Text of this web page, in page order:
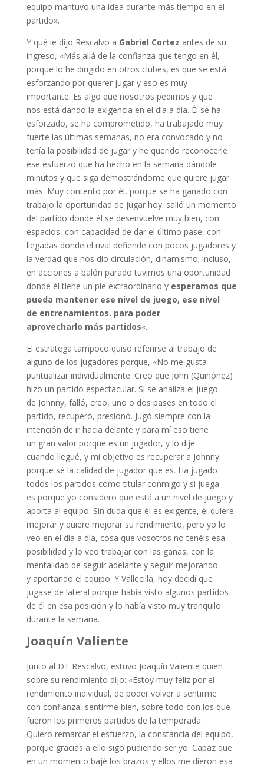
equipo mantuvo una idea durante más tiempo en el
partido».
Y qué le dijo Rescalvo a Gabriel Cortez antes de su
ingreso, «Más allá de la confianza que tengo en él,
porque lo he dirigido en otros clubes, es que se está
esforzando por querer jugar y eso es muy
importante. Es algo que nosotros pedimos y que
nos está dando la exigencia en el día a día. Él se ha
esforzado, se ha comprometido, ha trabajado muy
fuerte las últimas semanas, no era convocado y no
tenía la posibilidad de jugar y he querido reconocerle
ese esfuerzo que ha hecho en la semana dándole
minutos y que siga demostrándome que quiere jugar
más. Muy contento por él, porque se ha ganado con
trabajo la oportunidad de jugar hoy. salió un momento
del partido donde él se desenvuelve muy bien, con
espacios, con capacidad de dar el último pase, con
llegadas donde el rival defiende con pocos jugadores y
la verdad que nos dio circulación, dinamismo; incluso,
en acciones a balón parado tuvimos una oportunidad
donde él tiene un pie extraordinario y esperamos que
pueda mantener ese nivel de juego, ese nivel
de entrenamientos. para poder
aprovecharlo más partidos«.
El estratega tampoco quiso referirse al trabajo de
alguno de los jugadores porque, «No me gusta
puntualizar individualmente. Creo que John (Quiñónez)
hizo un partido espectacular. Si se analiza el juego
de Johnny, falló, creo, uno o dos pases en todo el
partido, recuperó, presionó. Jugó siempre con la
intención de ir hacia delante y para mí eso tiene
un gran valor porque es un jugador, y lo dije
cuando llegué, y mi objetivo es recuperar a Johnny
porque sé la calidad de jugador que es. Ha jugado
todos los partidos como titular conmigo y si juega
es porque yo considero que está a un nivel de juego y
aporta al equipo. Sin duda que él es exigente, él quiere
mejorar y quiere mejorar su rendimiento, pero yo lo
veo en el día a día, cosa que vosotros no tenéis esa
posibilidad y lo veo trabajar con las ganas, con la
mentalidad de seguir adelante y seguir mejorando
y aportando el equipo. Y Vallecilla, hoy decidí que
jugase de lateral porque había visto algunos partidos
de él en esa posición y lo había visto muy tranquilo
durante la semana.
Joaquín Valiente
Junto al DT Rescalvo, estuvo Joaquín Valiente quien
sobre su rendimiento dijo: «Estoy muy feliz por el
rendimiento individual, de poder volver a sentirme
con confianza, sentirme bien, sobre todo con los que
fueron los primeros partidos de la temporada.
Quiero remarcar el esfuerzo, la constancia del equipo,
porque gracias a ello sigo pudiendo ser yo. Capaz que
en un momento bajé los brazos y ellos me dieron esa